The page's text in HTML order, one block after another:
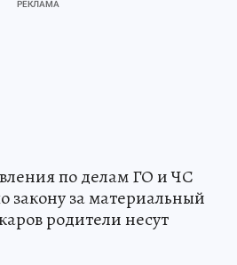
по делам ГО и ЧС
закону за материальный
родители несут